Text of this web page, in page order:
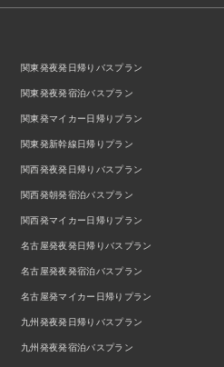
関東発夜発日帰りバスプラン
関東発夜発宿泊バスプラン
関東発マイカー日帰りプラン
関東発新幹線日帰りプラン
関西発夜発日帰りバスプラン
関西発朝発宿泊バスプラン
関西発マイカー日帰りプラン
名古屋発夜発日帰りバスプラン
名古屋発夜発宿泊バスプラン
名古屋発マイカー日帰りプラン
九州発夜発日帰りバスプラン
九州発夜発宿泊バスプラン